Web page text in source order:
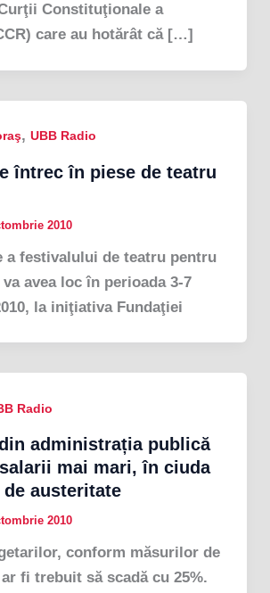
Constituţionale a
care au hotărât că […]
, UBB Radio
întrec în piese de teatru
2010
a festivalului de teatru pentru
avea loc în perioada 3-7
la iniţiativa Fundaţiei
Radio
administrația publică
mai mari, în ciuda
austeritate
2010
conform măsurilor de
fi trebuit să scadă cu 25%.